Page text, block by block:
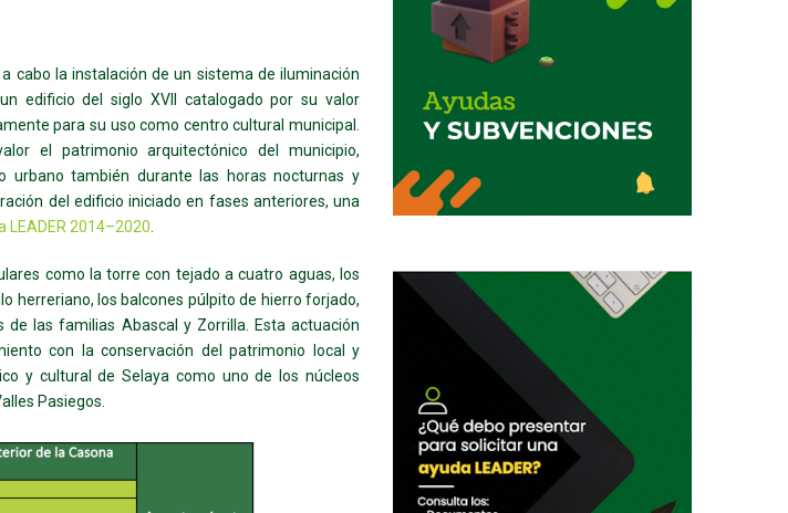
cabo la instalación de un sistema de iluminación
edificio del siglo XVII catalogado por su valor
para su uso como centro cultural municipal.
el patrimonio arquitectónico del municipio,
urbano también durante las horas nocturnas y
del edificio iniciado en fases anteriores, una
LEADER 2014–2020.
como la torre con tejado a cuatro aguas, los
herreriano, los balcones púlpito de hierro forjado,
las familias Abascal y Zorrilla. Esta actuación
con la conservación del patrimonio local y
y cultural de Selaya como uno de los núcleos
Pasiegos.